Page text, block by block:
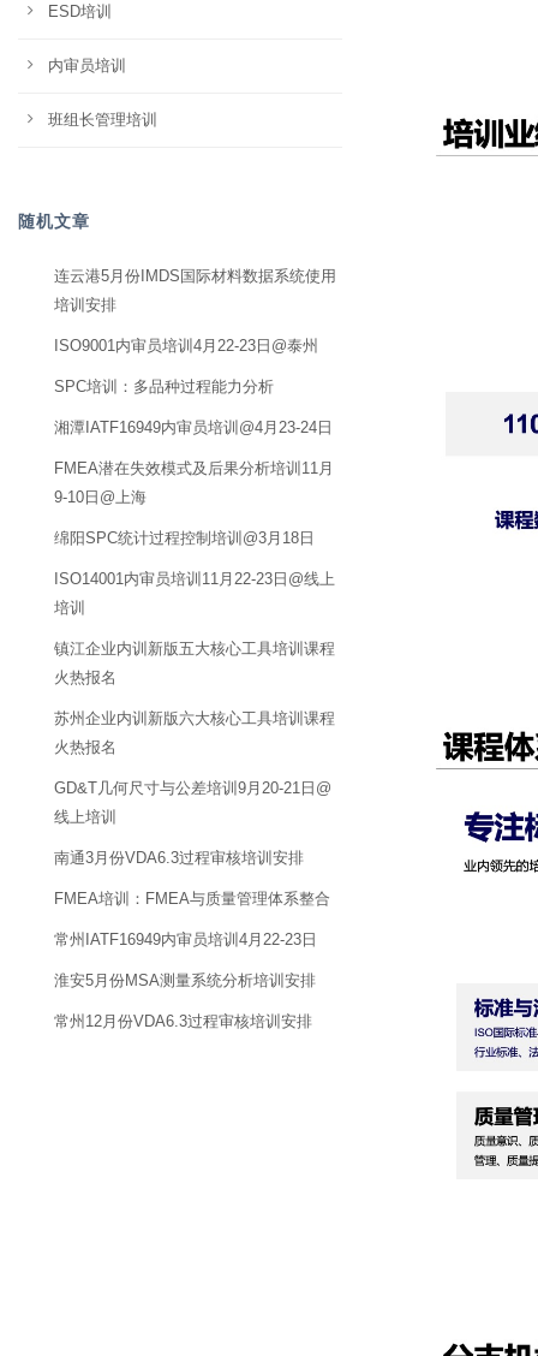
ESD培训
内审员培训
班组长管理培训
随机文章
连云港5月份IMDS国际材料数据系统使用
培训安排
ISO9001内审员培训4月22-23日@泰州
SPC培训：多品种过程能力分析
湘潭IATF16949内审员培训@4月23-24日
FMEA潜在失效模式及后果分析培训11月
9-10日@上海
绵阳SPC统计过程控制培训@3月18日
ISO14001内审员培训11月22-23日@线上
培训
镇江企业内训新版五大核心工具培训课程
火热报名
苏州企业内训新版六大核心工具培训课程
火热报名
GD&T几何尺寸与公差培训9月20-21日@
线上培训
南通3月份VDA6.3过程审核培训安排
FMEA培训：FMEA与质量管理体系整合
常州IATF16949内审员培训4月22-23日
淮安5月份MSA测量系统分析培训安排
常州12月份VDA6.3过程审核培训安排